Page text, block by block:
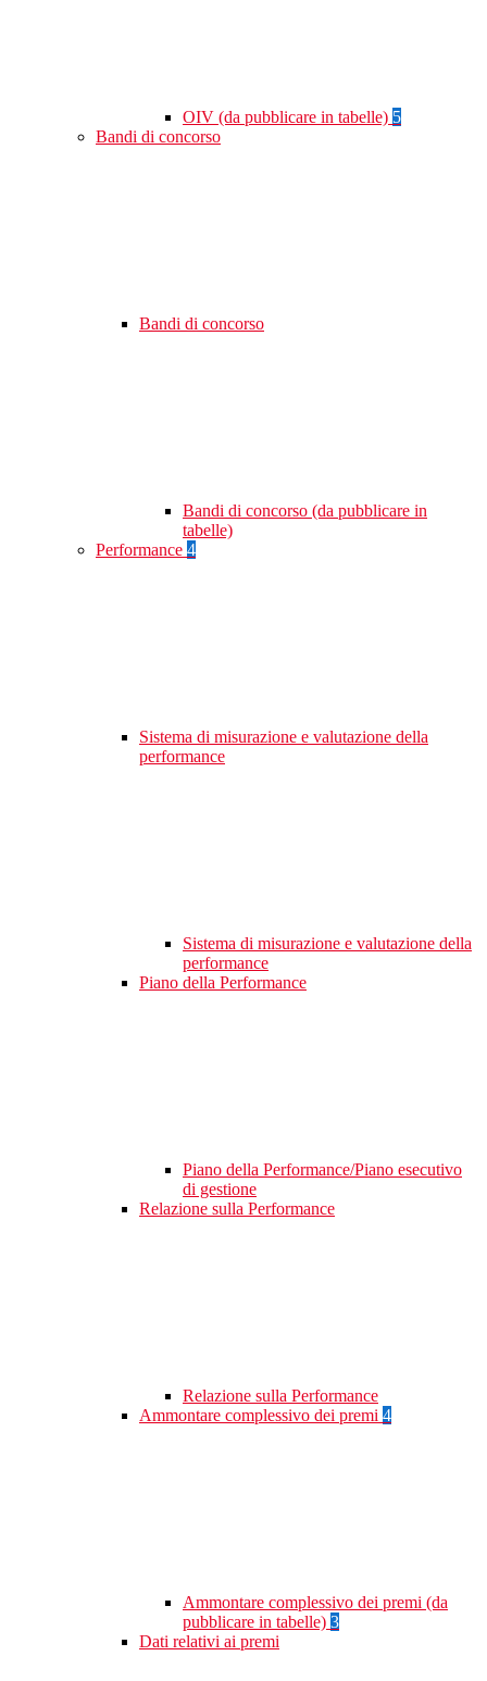
OIV (da pubblicare in tabelle) 5
Bandi di concorso
Bandi di concorso
Bandi di concorso (da pubblicare in
tabelle)
Performance 4
Sistema di misurazione e valutazione della
performance
Sistema di misurazione e valutazione della
performance
Piano della Performance
Piano della Performance/Piano esecutivo
di gestione
Relazione sulla Performance
Relazione sulla Performance
Ammontare complessivo dei premi 4
Ammontare complessivo dei premi (da
pubblicare in tabelle) 3
Dati relativi ai premi